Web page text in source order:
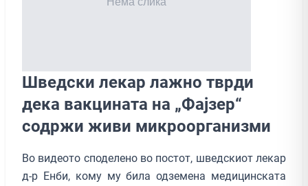
Шведски лекар лажно тврди
дека вакцината на „Фајзер“
содржи живи микроорганизми
Во видеото споделено во постот, шведскиот лекар
д-р Енби, кому му била одземена медицинската